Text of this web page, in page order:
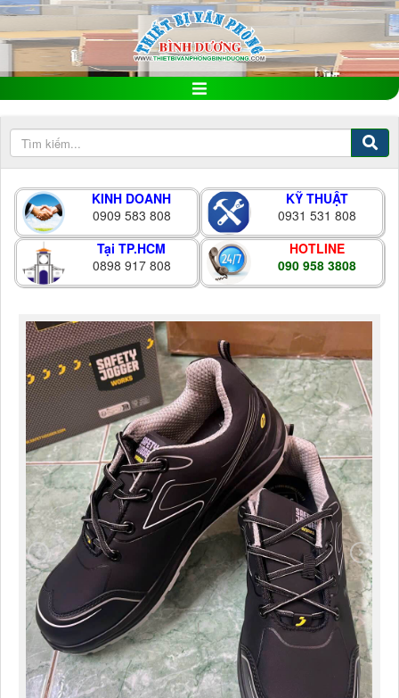
KINH DOANH
0909 583 808
KỸ THUẬT
0931 531 808
Tại TP.HCM
0898 917 808
HOTLINE
090 958 3808